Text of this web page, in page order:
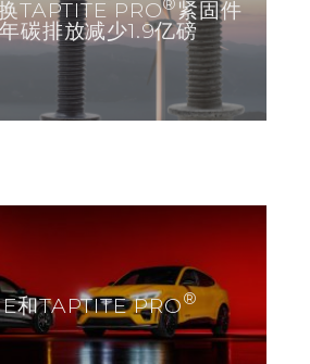
TAPTITE PRO® 紧固件
碳排放减少1.9亿磅
和TAPTITE PRO®